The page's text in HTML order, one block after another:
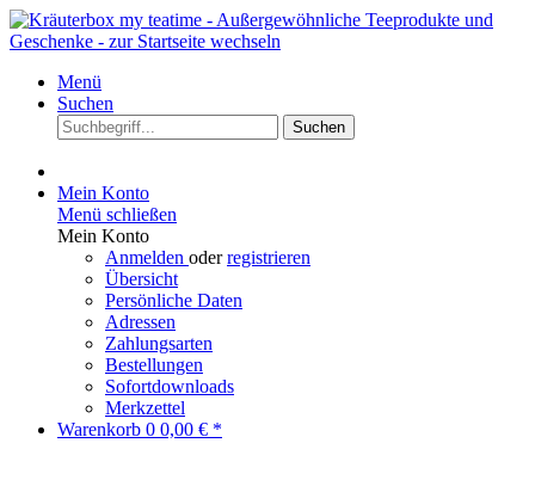
Menü
Suchen
Suchen
Mein Konto
Menü schließen
Mein Konto
Anmelden oderregistrieren
Übersicht
Persönliche Daten
Adressen
Zahlungsarten
Bestellungen
Sofortdownloads
Merkzettel
Warenkorb 0 0,00 € *